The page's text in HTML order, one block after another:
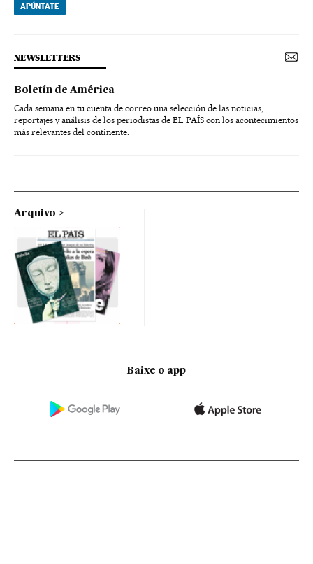
APÚNTATE
NEWSLETTERS
Boletín de América
Cada semana en tu cuenta de correo una selección de las noticias,
reportajes y análisis de los periodistas de EL PAÍS con los acontecimientos
más relevantes del continente.
Arquivo
Baixe o app